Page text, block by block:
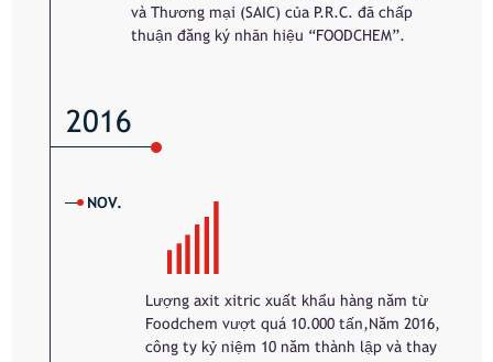
và Thương mại (SAIC) của P.R.C. đã chấp
thuận đăng ký nhãn hiệu “FOODCHEM”.
2016
NOV.
Lượng axit xitric xuất khẩu hàng năm từ
Foodchem vượt quá 10.000 tấn,Năm 2016,
công ty kỷ niệm 10 năm thành lập và thay